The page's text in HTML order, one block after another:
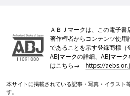
ＡＢＪマークは、この電子書
著作権者からコンテンツ使用
であることを示す登録商標（
ABJマークの詳細、ABJマー
はこちら→https://
本サイトに掲載されている記事・写真・イラスト
す。